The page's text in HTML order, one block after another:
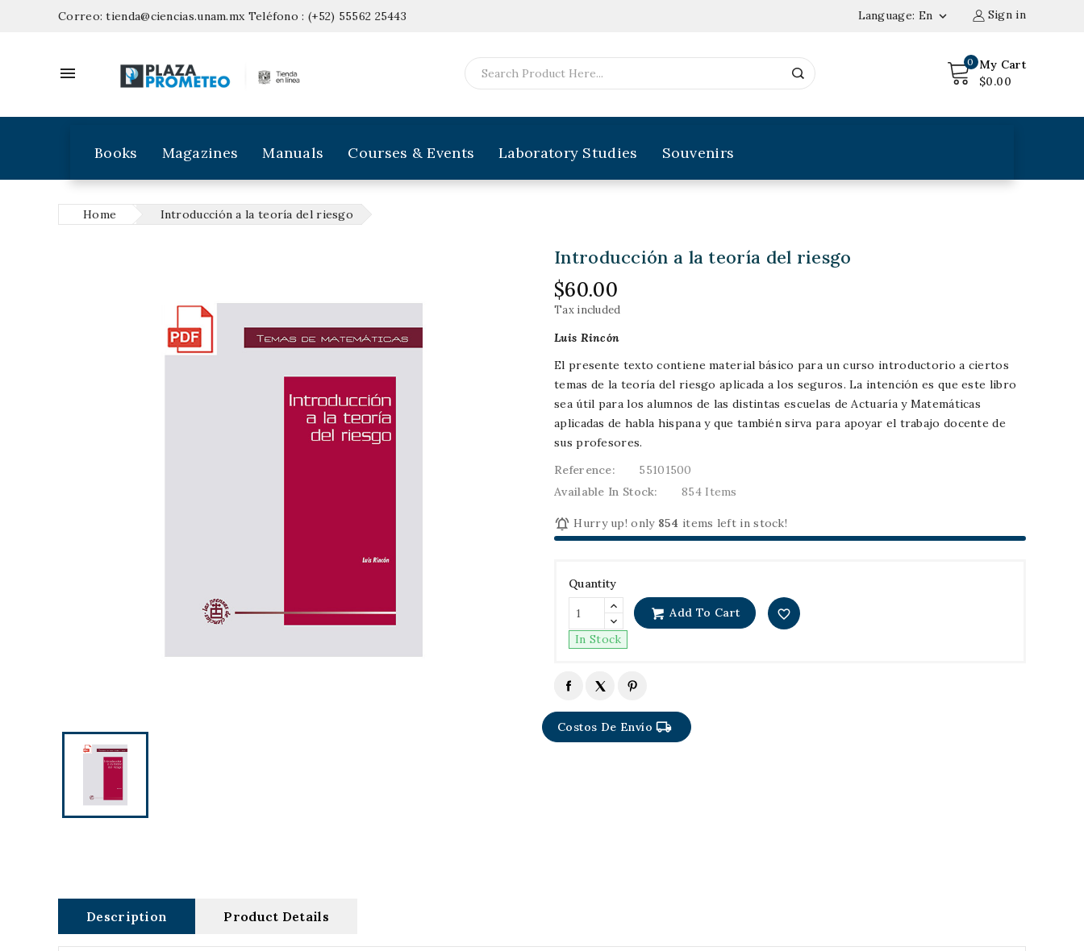
Correo:tienda@ciencias.unam.mxTeléfono : (+52) 55562 25443 Language: En  Sign in

0 My Cart
$0.00
Books Magazines Manuals Courses & Events Laboratory Studies Souvenirs
Home Introducción a la teoría del riesgo
Introducción a la teoría del riesgo
$60.00
Tax included
Luis Rincón
El presente texto contiene material básico para un curso introductorio a ciertos
temas de la teoría del riesgo aplicada a los seguros. La intención es que este libro
sea útil para los alumnos de las distintas escuelas de Actuaría y Matemáticas
aplicadas de habla hispana y que también sirva para apoyar el trabajo docente de
sus profesores.
Reference:
55101500
Available In Stock:
854 Items
 Hurry up! only854 items left in stock!
Quantity
Add To Cart
favorite_border
In Stock
Costos De Envíolocal_shipping
Description Product Details